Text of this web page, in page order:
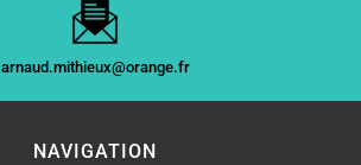
arnaud.mithieux@orange.fr
NAVIGATION